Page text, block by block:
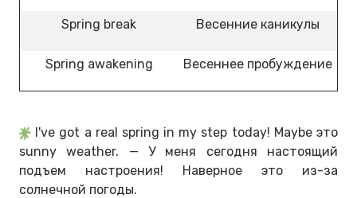
Spring break Весенние каникулы
Spring awakening Весеннее пробуждение
I've got a real spring in my step today! Maybe это
sunny weather. — У меня сегодня настоящий
подъем настроения! Наверное это из-за
солнечной погоды.